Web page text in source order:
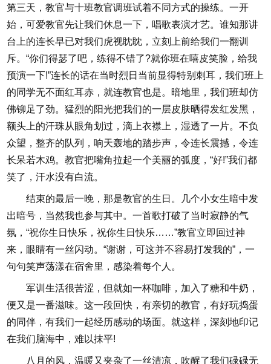
第三天，教官与十班教官调班试着不同方式的操练。一开
始，可爱教官先让我们休息一下，唱歌表演才艺。谁知那讲
台上的连长早已对我们虎视眈眈，立刻上前给我们一翻训
斥。“你们得瑟了吧，练得不错了?就你班在嘻皮笑脸，给我
预演一下!”连长的话在当时烈日当前显得特别刺耳，我们班上
的同学无不面红耳赤，就连教官也是。暗地里，我们班却仿
佛铆足了劲。猛烈的阳光把我们的一层皮肤晒得发红发黑，
额头上的汗珠从眼角划过，滴上衣襟上，湿透了一片。不负
众望，整齐的队列，响天轰地的踏步声，令连长震撼，令连
长呆若木鸡。教官把嘴角拉起一个美丽的弧度，“好!”我们都
笑了，汗水没有白流。
结束的最后一晚，那是教官的生日。几个小女生暗中发
出暗号，当然我也参与其中。一首歌打破了当时寂静的气
氛，“祝你生日快乐，祝你生日快乐……”教官立即回过神
来，眼睛有一丝闪动。“谢谢，可这并不容易打发我的”，一
句句笑声荡漾在宿舍里，感染着每个人。
军训生活很苦涩，但就如一杯咖啡，加入了糖和牛奶，
便又是一番滋味。这一段回快，有亲切的教官，有好玩捣蛋
的同伴，有我们一起经历感动的场面。就这样，深刻地印记
在我们脑海中，难以抹平!
八月的风，温暖又夹杂了一丝清凉，吹醒了我们碌碌无